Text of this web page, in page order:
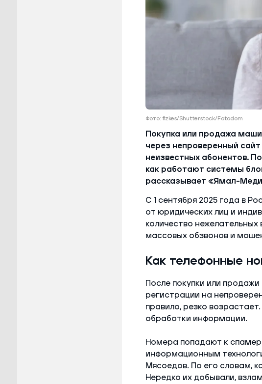
Фото: fizkes/Shutterstock/Fotodom
Покупка или продажа
через непроверенный
неизвестных абонентов.
как работают системы
рассказывает «Ямал-
С 1 сентября 2025 года в
от юридических лиц и
количество нежелательных
массовых обзвонов и
Как телефонные
После покупки или
регистрации на
правило, резко
обработки информации.
Номера попадают к
информационным
Мясоедов. По его словам,
Нередко их добывали,